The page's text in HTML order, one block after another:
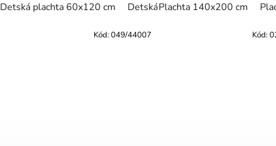
Detská plachta 60x120 cm Detská plachta 70x140 cm
Plachta 140x200 cm
Kód:049/44007 Kód: